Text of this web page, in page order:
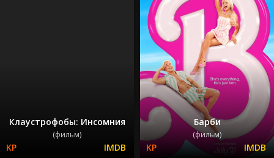
Клаустрофобы: Инсомния
(фильм)
Барби
(фильм)